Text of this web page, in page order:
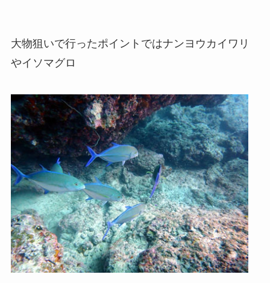
大物狙いで行ったポイントではナンヨウカイワリ
やイソマグロ